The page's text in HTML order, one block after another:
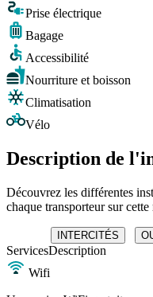
Prise électrique
Bagage
Accessibilité
Nourriture et boisson
Climatisation
Vélo
Description de
Découvrez les différentes
chaque transporteur sur cette
INTERCITÉS
ServicesDescription
Wifi